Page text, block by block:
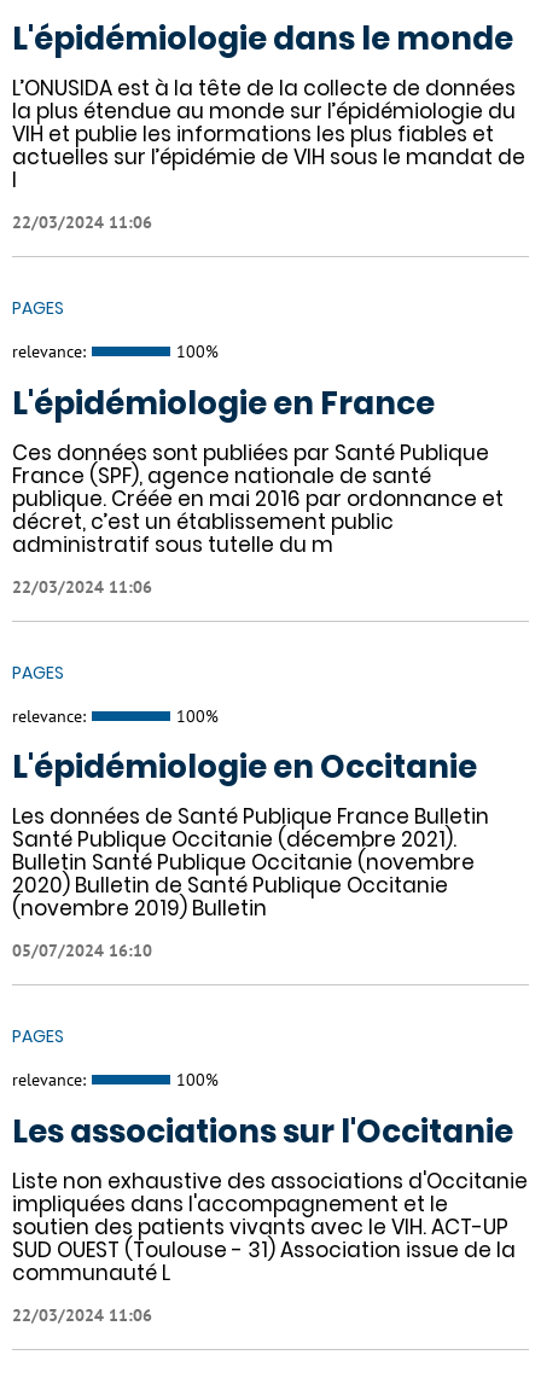
L'épidémiologie dans le monde
L’ONUSIDA est à la tête de la collecte de données
la plus étendue au monde sur l’épidémiologie du
VIH et publie les informations les plus fiables et
actuelles sur l’épidémie de VIH sous le mandat de
l
22/03/2024 11:06
PAGES
relevance: 100%
L'épidémiologie en France
Ces données sont publiées par Santé Publique
France (SPF), agence nationale de santé
publique. Créée en mai 2016 par ordonnance et
décret, c’est un établissement public
administratif sous tutelle du m
22/03/2024 11:06
PAGES
relevance: 100%
L'épidémiologie en Occitanie
Les données de Santé Publique France Bulletin
Santé Publique Occitanie (décembre 2021).
Bulletin Santé Publique Occitanie (novembre
2020) Bulletin de Santé Publique Occitanie
(novembre 2019) Bulletin
05/07/2024 16:10
PAGES
relevance: 100%
Les associations sur l'Occitanie
Liste non exhaustive des associations d'Occitanie
impliquées dans l'accompagnement et le
soutien des patients vivants avec le VIH. ACT-UP
SUD OUEST (Toulouse - 31) Association issue de la
communauté L
22/03/2024 11:06